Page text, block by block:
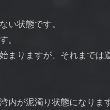
い状態です。
。
まりますが、それまでは
内が泥濁り状態になります